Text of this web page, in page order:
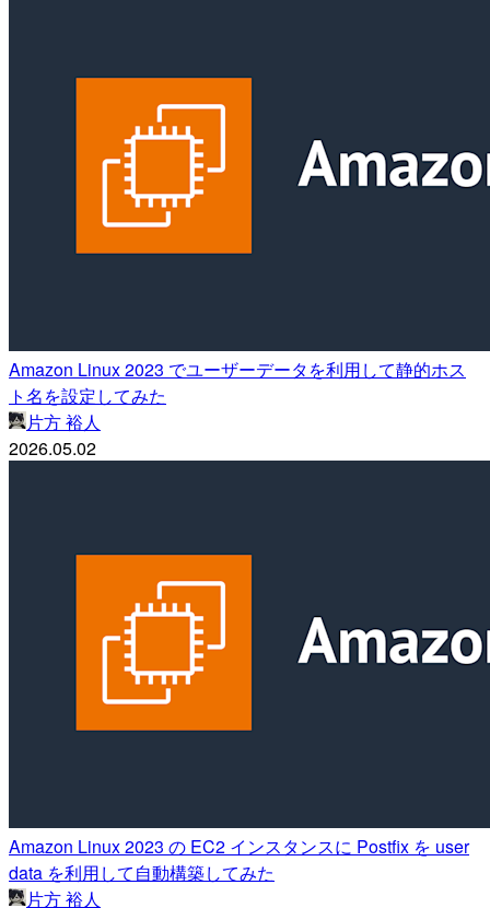
Amazon Linux 2023 でユーザーデータを利用して静的ホス
ト名を設定してみた
片方 裕人
2026.05.02
Amazon Linux 2023 の EC2 インスタンスに Postfix を user
data を利用して自動構築してみた
片方 裕人